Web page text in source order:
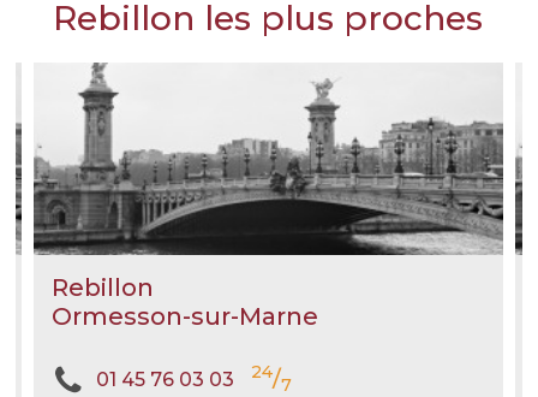
Rebillon les plus proches
Rebillon
Ormesson-sur-Marne
01 45 76 03 03 24/7